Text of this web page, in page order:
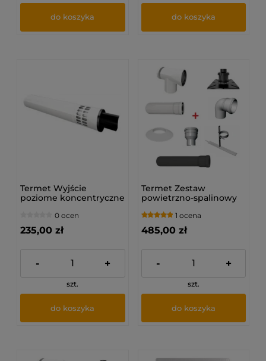
do koszyka do koszyka
Termet Wyjście
poziome koncentryczne
0 ocen
235,00 zł
- +
szt.
do koszyka
Termet Zestaw
powietrzno-spalinowy
kominowego PP
(60/100)
1 ocena
485,00 zł
- +
szt.
do koszyka